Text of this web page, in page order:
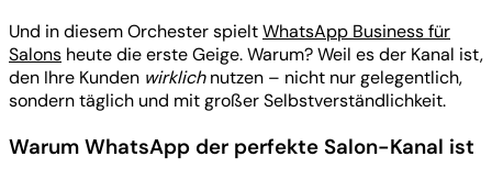
Und in diesem Orchester spieltWhatsApp Business für
Salons heute die erste Geige. Warum? Weil es der Kanal ist,
den Ihre Kunden wirklichnutzen – nicht nur gelegentlich,
sondern täglich und mit großer Selbstverständlichkeit.
Warum WhatsApp der perfekte Salon-Kanal ist